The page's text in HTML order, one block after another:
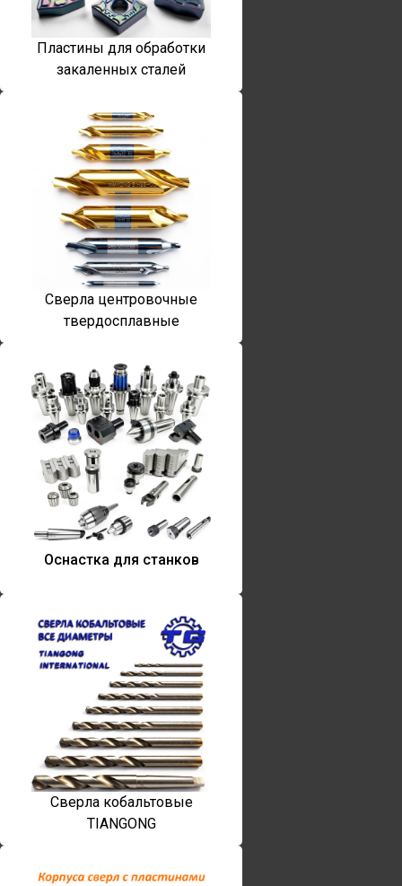
Пластины для обработки
закаленных сталей
Сверла центровочные
твердосплавные
Оснастка для станков
Сверла кобальтовые
TIANGONG